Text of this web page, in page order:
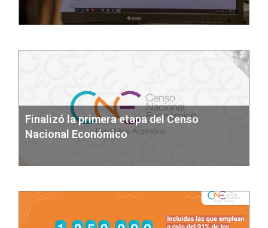
Finalizó la primera etapa del Censo
Nacional Económico